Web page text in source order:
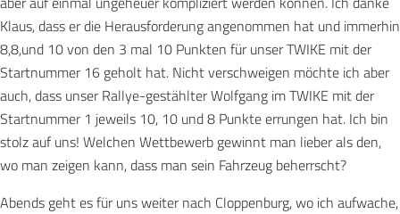
Klaus, dass er die Herausforderung angenommen hat und immerhin
8,8,und 10 von den 3 mal 10 Punkten für unser TWIKE mit der
Startnummer 16 geholt hat. Nicht verschweigen möchte ich aber
auch, dass unser Rallye-gestählter Wolfgang im TWIKE mit der
Startnummer 1 jeweils 10, 10 und 8 Punkte errungen hat. Ich bin
stolz auf uns! Welchen Wettbewerb gewinnt man lieber als den,
wo man zeigen kann, dass man sein Fahrzeug beherrscht?
Abends geht es für uns weiter nach Cloppenburg, wo ich aufwache,